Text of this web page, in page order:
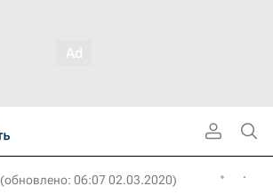
(обновлено: 06:07 02.03.2020)